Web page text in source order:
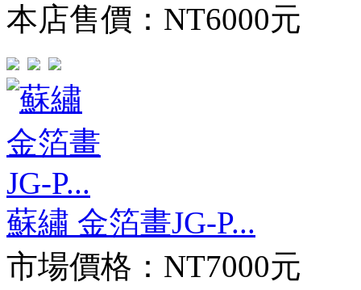
本店售價： NT6000元
蘇繡 金箔畫JG-P...
市場價格： NT7000元